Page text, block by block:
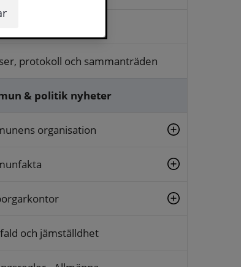
protokoll och sammanträden
& politik nyheter
organisation
och jämställdhet